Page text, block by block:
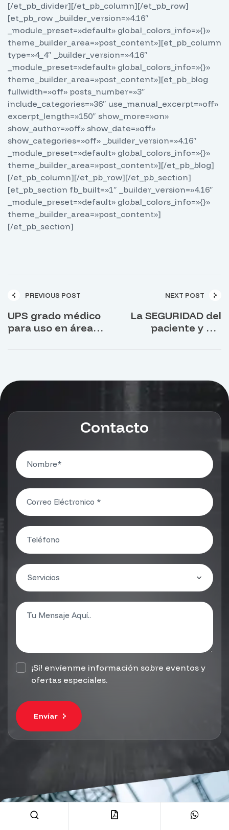
[/et_pb_divider][/et_pb_column][/et_pb_row]
[et_pb_row _builder_version=»4.16″
_module_preset=»default» global_colors_info=»{}»
theme_builder_area=»post_content»][et_pb_column
type=»4_4″ _builder_version=»4.16″
_module_preset=»default» global_colors_info=»{}»
theme_builder_area=»post_content»][et_pb_blog
fullwidth=»off» posts_number=»3″
include_categories=»36″ use_manual_excerpt=»off»
excerpt_length=»150″ show_more=»on»
show_author=»off» show_date=»off»
show_categories=»off» _builder_version=»4.16″
_module_preset=»default» global_colors_info=»{}»
theme_builder_area=»post_content»][/et_pb_blog]
[/et_pb_column][/et_pb_row][/et_pb_section]
[et_pb_section fb_built=»1″ _builder_version=»4.16″
_module_preset=»default» global_colors_info=»{}»
theme_builder_area=»post_content»]
[/et_pb_section]
PREVIOUS POST
UPS grado médico
para uso en áreas
NEXT POST
La SEGURIDAD del
paciente y del
Contacto
¡Sí! envíenme información sobre eventos y
ofertas especiales.
Envíar